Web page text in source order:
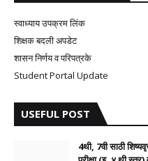
स्वाध्याय उपक्रम लिंक
शिक्षक बदली अपडेट
शासन निर्णय व परिपत्रके
Student Portal Update
USEFUL POST
4थी, 7वी साठी